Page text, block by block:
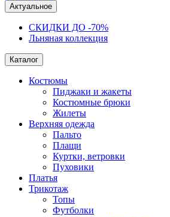
Актуальное
СКИДКИ ДО -70%
Льняная коллекция
Каталог
Костюмы
Пиджаки и жакеты
Костюмные брюки
Жилеты
Верхняя одежда
Пальто
Плащи
Куртки, ветровки
Пуховики
Платья
Трикотаж
Топы
Футболки